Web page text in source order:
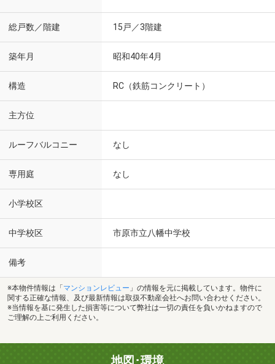
総戸数／階建 15戸／3階建
築年月 昭和40年4月
構造 RC（鉄筋コンクリート）
主方位
ルーフバルコニー なし
専用庭 なし
小学校区
中学校区 市原市立八幡中学校
備考
※本物件情報は「 マンションレビュー 」の情報を元に掲載しています。物件に
関する正確な情報、及び最新情報は取扱不動産会社へお問い合わせください。
※当情報を基に発生した損害等について弊社は一切の責任を負いかねますので
ご理解の上ご利用ください。
地図･環境